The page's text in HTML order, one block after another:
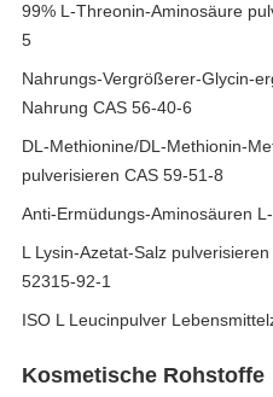
99% L-Threonin-Aminosäure
5
Nahrungs-Vergrößerer-Glycin-
Nahrung CAS 56-40-6
DL-Methionine/DL-Methionin-
pulverisieren CAS 59-51-8
Anti-Ermüdungs-Aminosäuren
L Lysin-Azetat-Salz
52315-92-1
ISO L Leucinpulver
Kosmetische Rohstoffe